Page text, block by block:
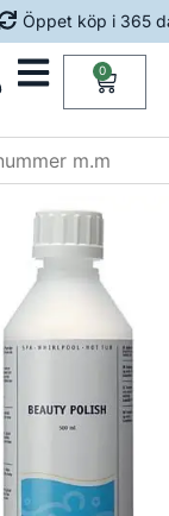
Öppet köp i 365
0